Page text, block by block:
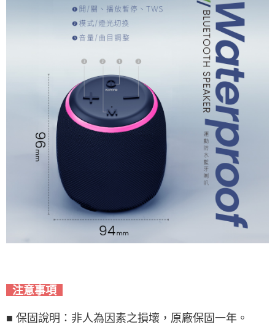
注意事項
■ 保固說明：非人為因素之損壞，原廠保固一年。